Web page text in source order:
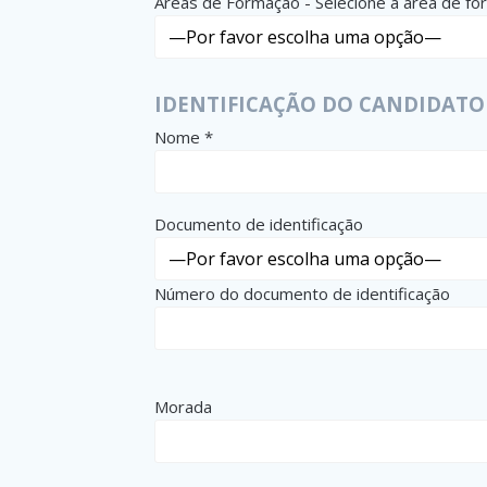
IDENTIFICAÇÃO DO CANDIDATO
Nome *
Documento de identificação
Número do documento de identificação
Morada